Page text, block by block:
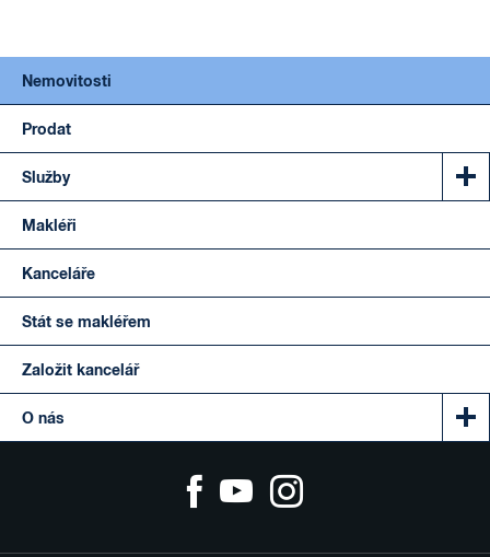
Nemovitosti
Prodat
Služby
Makléři
Kanceláře
Stát se makléřem
Založit kancelář
O nás